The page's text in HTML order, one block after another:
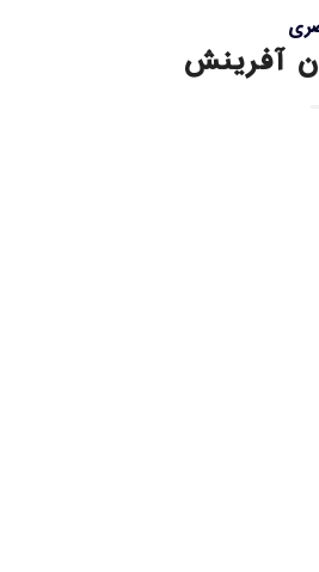
آفرینش